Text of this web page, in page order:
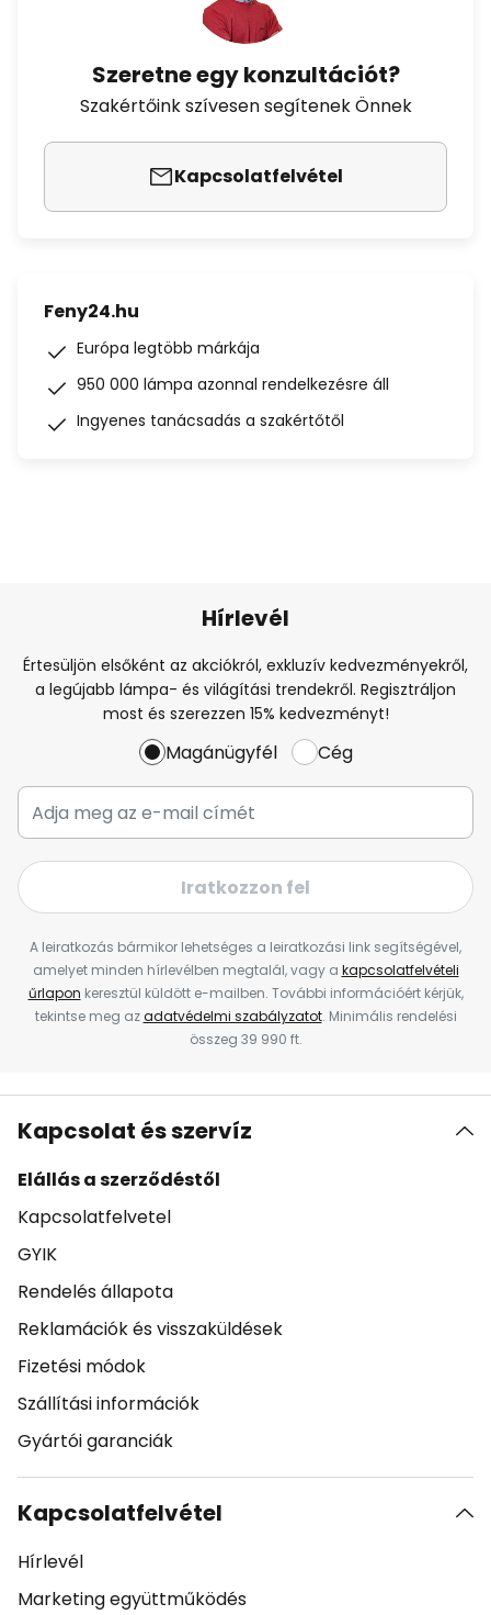
Szeretne egy konzultációt?
Szakértőink szívesen segítenek Önnek
Kapcsolatfelvétel
Feny24.hu
Európa legtöbb márkája
950 000 lámpa azonnal rendelkezésre áll
Ingyenes tanácsadás a szakértőtől
Hírlevél
Értesüljön elsőként az akciókról, exkluzív kedvezményekről,
a legújabb lámpa- és világítási trendekről. Regisztráljon
most és szerezzen 15% kedvezményt!
Magánügyfél Cég
Iratkozzon fel
A leiratkozás bármikor lehetséges a leiratkozási link segítségével,
amelyet minden hírlevélben megtalál, vagy a kapcsolatfelvételi
űrlapon keresztül küldött e-mailben. További információért kérjük,
tekintse meg azadatvédelmi szabályzatot. Minimális rendelési
összeg 39 990 ft.
Kapcsolat és szervíz
Elállás a szerződéstől
Kapcsolatfelvetel
GYIK
Rendelés állapota
Reklamációk és visszaküldések
Fizetési módok
Szállítási információk
Gyártói garanciák
Kapcsolatfelvétel
Hírlevél
Marketing együttműködés